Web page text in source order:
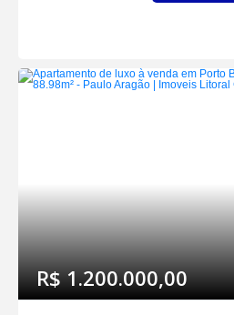
R$ 1.200.000,00